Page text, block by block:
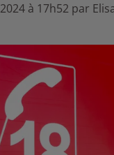
à 17h52 par